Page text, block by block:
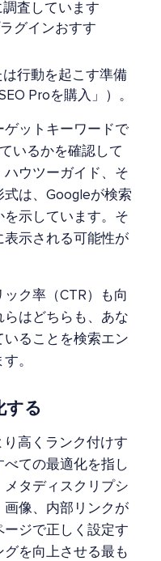
査しています
グインおすす
行動を起こす準備
Proを購入」）。
ゲットキーワードで
いるかを確認して
ハウツーガイド、そ
は、Googleが検索
示しています。そ
示される可能性が
ク率（CTR）も向
らはどちらも、あな
ることを検索エン
。
する
り高くランク付けす
ての最適化を指し
メタディスクリプシ
画像、内部リンクが
ジで正しく設定す
を向上させる最も